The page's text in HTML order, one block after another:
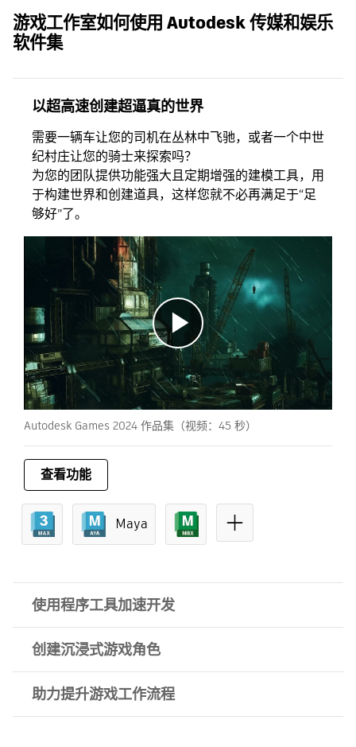
游戏工作室如何使用 Autodesk 传媒和娱乐
软件集
以超高速创建超逼真的世界
需要一辆车让您的司机在丛林中飞驰，或者一个中世
纪村庄让您的骑士来探索吗？
为您的团队提供功能强大且定期增强的建模工具，用
于构建世界和创建道具，这样您就不必再满足于“足
够好”了。
播
放
Autodesk Games 2024 作品集（视频：45 秒）
查看功能
Maya
使用程序工具加速开发
创建沉浸式游戏角色
助力提升游戏工作流程